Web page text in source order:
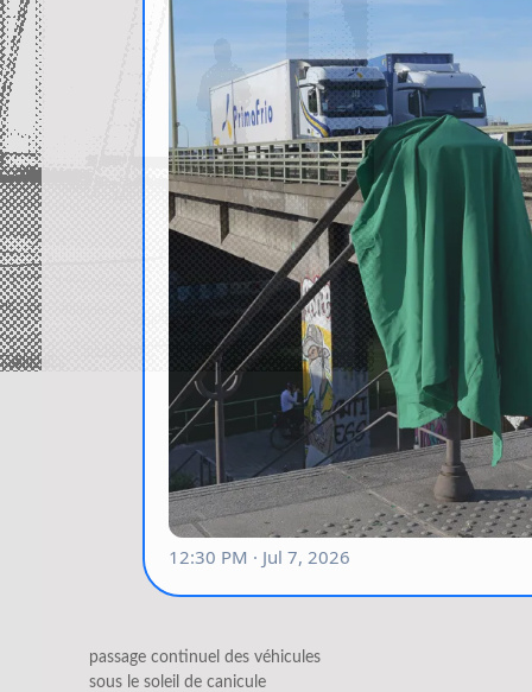
passage continuel des véhicules
sous le soleil de canicule